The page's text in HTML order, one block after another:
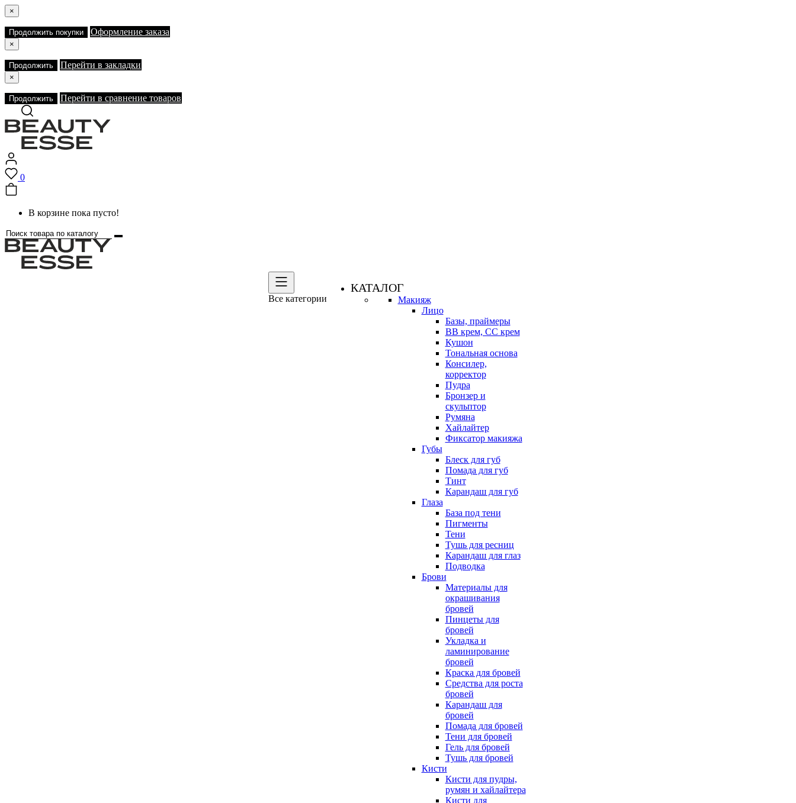
×
Продолжить покупки Оформление заказа
×
Продолжить Перейти в закладки
×
Продолжить Перейти в сравнение товаров
0
В корзине пока пусто!
Все категории
КАТАЛОГ
Макияж
Лицо
Базы, праймеры
BB крем, CC крем
Кушон
Тональная основа
Консилер,
корректор
Пудра
Бронзер и
скульптор
Румяна
Хайлайтер
Фиксатор макияжа
Губы
Блеск для губ
Помада для губ
Тинт
Карандаш для губ
Глаза
База под тени
Пигменты
Тени
Тушь для ресниц
Карандаш для глаз
Подводка
Брови
Материалы для
окрашивания
бровей
Пинцеты для
бровей
Укладка и
ламинирование
бровей
Краска для бровей
Средства для роста
бровей
Карандаш для
бровей
Помада для бровей
Тени для бровей
Гель для бровей
Тушь для бровей
Кисти
Кисти для пудры,
румян и хайлайтера
Кисти для